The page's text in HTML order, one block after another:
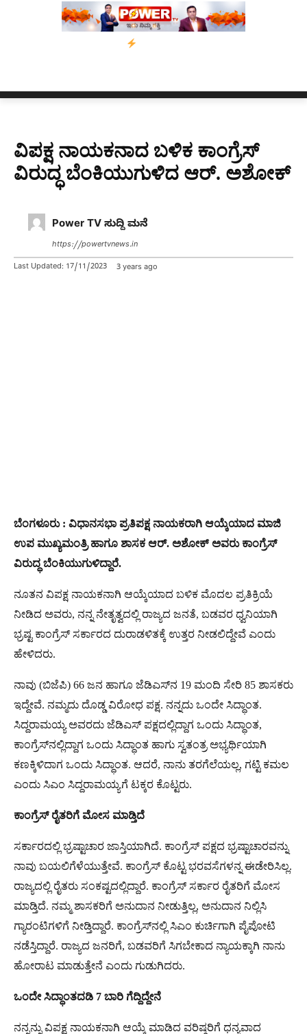
ಬೀರೇನ್ ಸಿಂಗ್ ಅವರ ಆಡಿಯೋ ಕ್ಲಿಪ್ ಅನ್ನು
ವಿಪಕ್ಷ ನಾಯಕನಾದ ಬಳಿಕ ಕಾಂಗ್ರೆಸ್
ವಿರುದ್ಧ ಬೆಂಕಿಯುಗುಳಿದ ಆರ್. ಅಶೋಕ್
Power TV ಸುದ್ದಿ ಮನೆ
https://powertvnews.in
Last Updated: 17/11/2023 3 years ago
ಬೆಂಗಳೂರು : ವಿಧಾನಸಭಾ ಪ್ರತಿಪಕ್ಷ ನಾಯಕರಾಗಿ ಆಯ್ಕೆಯಾದ ಮಾಜಿ
ಉಪ ಮುಖ್ಯಮಂತ್ರಿ ಹಾಗೂ ಶಾಸಕ ಆರ್. ಅಶೋಕ್ ಅವರು ಕಾಂಗ್ರೆಸ್​
ವಿರುದ್ಧ ಬೆಂಕಿಯುಗುಳಿದ್ದಾರೆ.
ನೂತನ ವಿಪಕ್ಷ ನಾಯಕನಾಗಿ ಆಯ್ಕೆಯಾದ ಬಳಿಕ ಮೊದಲ ಪ್ರತಿಕ್ರಿಯೆ
ನೀಡಿದ ಅವರು, ನನ್ನ ನೇತೃತ್ವದಲ್ಲಿ ರಾಜ್ಯದ ಜನತೆ, ಬಡವರ ಧ್ವನಿಯಾಗಿ
ಭ್ರಷ್ಟ ಕಾಂಗ್ರೆಸ್ ಸರ್ಕಾರದ ದುರಾಡಳಿತಕ್ಕೆ ಉತ್ತರ ನೀಡಲಿದ್ದೇವೆ ಎಂದು
ಹೇಳಿದರು.
ನಾವು (ಬಿಜೆಪಿ) 66 ಜನ ಹಾಗೂ ಜೆಡಿಎಸ್​ನ 19 ಮಂದಿ ಸೇರಿ 85 ಶಾಸಕರು
ಇದ್ದೇವೆ. ನಮ್ಮದು ದೊಡ್ಡ ವಿರೋಧ ಪಕ್ಷ. ನನ್ನದು ಒಂದೇ ಸಿದ್ಧಾಂತ.
ಸಿದ್ದರಾಮಯ್ಯ ಅವರದು ಜೆಡಿಎಸ್​ ಪಕ್ಷದಲ್ಲಿದ್ದಾಗ ಒಂದು ಸಿದ್ಧಾಂತ,
ಕಾಂಗ್ರೆಸ್​ನಲ್ಲಿದ್ದಾಗ ಒಂದು ಸಿದ್ಧಾಂತ ಹಾಗು ಸ್ವತಂತ್ರ ಅಭ್ಯರ್ಥಿಯಾಗಿ
ಕಣಕ್ಕಿಳಿದಾಗ ಒಂದು ಸಿದ್ಧಾಂತ. ಆದರೆ, ನಾನು ತರಗೆಲೆಯಲ್ಲ, ಗಟ್ಟಿ ಕಮಲ
ಎಂದು ಸಿಎಂ ಸಿದ್ದರಾಮಯ್ಯಗೆ ಟಕ್ಕರ ಕೊಟ್ಟರು.
ಕಾಂಗ್ರೆಸ್​ ರೈತರಿಗೆ ಮೋಸ ಮಾಡ್ತಿದೆ
ಸರ್ಕಾರದಲ್ಲಿ ಭ್ರಷ್ಟಾಚಾರ ಜಾಸ್ತಿಯಾಗಿದೆ. ಕಾಂಗ್ರೆಸ್​ ಪಕ್ಷದ ಭ್ರಷ್ಟಾಚಾರವನ್ನು
ನಾವು ಬಯಲಿಗೆಳೆಯುತ್ತೇವೆ. ಕಾಂಗ್ರೆಸ್​ ಕೊಟ್ಟ ಭರವಸೆಗಳನ್ನ ಈಡೇರಿಸಿಲ್ಲ.
ರಾಜ್ಯದಲ್ಲಿ ರೈತರು ಸಂಕಷ್ಟದಲ್ಲಿದ್ದಾರೆ. ಕಾಂಗ್ರೆಸ್​ ಸರ್ಕಾರ ರೈತರಿಗೆ ಮೋಸ
ಮಾಡ್ತಿದೆ. ನಮ್ಮ ಶಾಸಕರಿಗೆ ಅನುದಾನ ನೀಡುತ್ತಿಲ್ಲ, ಅನುದಾನ ನಿಲ್ಲಿಸಿ
ಗ್ಯಾರಂಟಿಗಳಿಗೆ ನೀಡ್ತಿದ್ದಾರೆ. ಕಾಂಗ್ರೆಸ್​​ನಲ್ಲಿ ಸಿಎಂ ಕುರ್ಚಿಗಾಗಿ ಪೈಪೋಟಿ
ನಡೆಸ್ತಿದ್ದಾರೆ. ರಾಜ್ಯದ ಜನರಿಗೆ, ಬಡವರಿಗೆ ಸಿಗಬೇಕಾದ ನ್ಯಾಯಕ್ಕಾಗಿ ನಾನು
ಹೋರಾಟ ಮಾಡುತ್ತೇನೆ ಎಂದು ಗುಡುಗಿದರು.
ಒಂದೇ ಸಿದ್ಧಾಂತದಡಿ 7 ಬಾರಿ ಗೆದ್ದಿದ್ದೇನೆ
ನನ್ನನ್ನು ವಿಪಕ್ಷ ನಾಯಕನಾಗಿ ಆಯ್ಕೆ ಮಾಡಿದ ವರಿಷ್ಠರಿಗೆ ಧನ್ಯವಾದ